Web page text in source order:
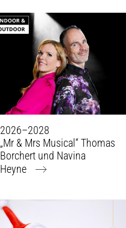
2026–2028
„Mr & Mrs Musical“ Thomas
Borchert und Navina
Heyne